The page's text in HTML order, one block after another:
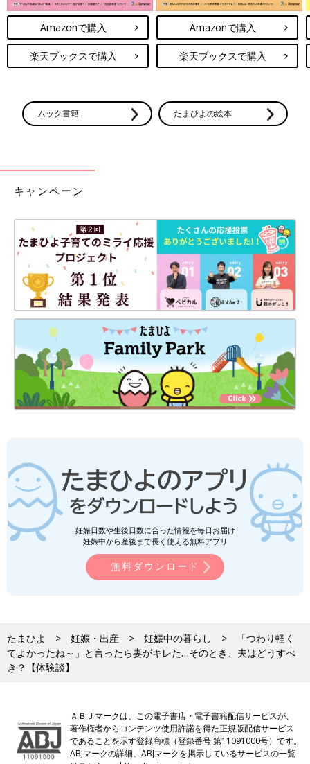
Amazonで購入
楽天ブックスで購入
Amazonで購入
楽天ブックスで購入
ムック書籍 たまひよの絵本
キャンペーン
妊娠日数や生後日数に合った情報を毎日お届け
妊娠中から産後まで長く使える無料アプリ
無料ダウンロード
たまひよ 妊娠・出産 妊娠中の暮らし
「つわり軽く
てよかったね～」と言ったら妻がキレた…そのとき、夫はどうすべ
き？【体験談】
ＡＢＪマークは、この電子書店・電子書籍配信サービスが、
著作権者からコンテンツ使用許諾を得た正規版配信サービス
であることを示す登録商標（登録番号 第11091000号）です。
ABJマークの詳細、ABJマークを掲示しているサービスの一覧